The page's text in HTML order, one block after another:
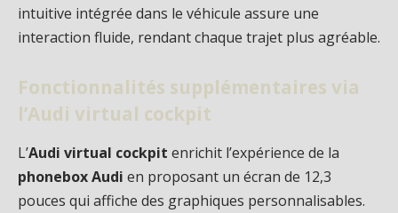
intuitive intégrée dans le véhicule assure une
interaction fluide, rendant chaque trajet plus agréable.
Fonctionnalités supplémentaires via
l’Audi virtual cockpit
L’Audi virtual cockpit enrichit l’expérience de la
phonebox Audi en proposant un écran de 12,3
pouces qui affiche des graphiques personnalisables.